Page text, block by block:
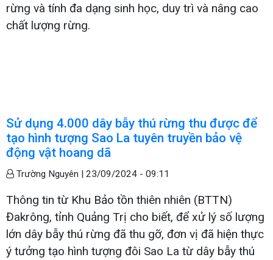
rừng và tính đa dạng sinh học, duy trì và nâng cao
chất lượng rừng.
Sử dụng 4.000 dây bẫy thú rừng thu được để
tạo hình tượng Sao La tuyên truyền bảo vệ
động vật hoang dã
Trường Nguyên | 23/09/2024 - 09:11
Thông tin từ Khu Bảo tồn thiên nhiên (BTTN)
Đakrông, tỉnh Quảng Trị cho biết, để xử lý số lượng
lớn dây bẫy thú rừng đã thu gỡ, đơn vị đã hiện thực
ý tưởng tạo hình tượng đôi Sao La từ dây bẫy thú